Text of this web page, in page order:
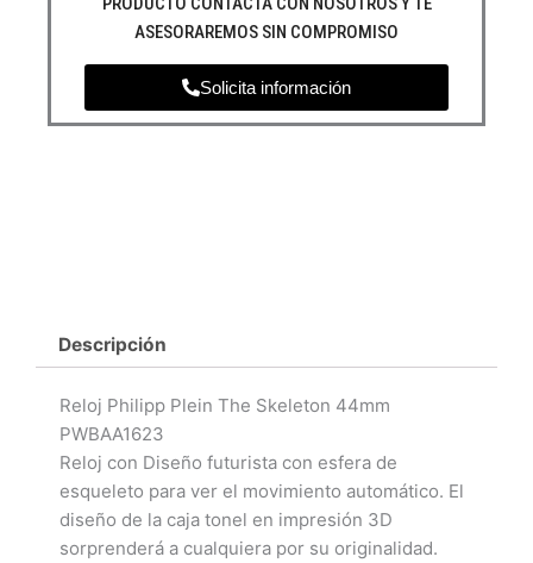
ASESORAREMOS SIN COMPROMISO
Solicita información
Descripción
Reloj Philipp Plein The Skeleton 44mm
PWBAA1623
Reloj con Diseño futurista con esfera de
esqueleto para ver el movimiento automático. El
diseño de la caja tonel en impresión 3D
sorprenderá a cualquiera por su originalidad.